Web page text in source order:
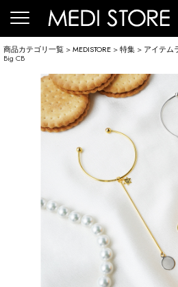
商品カテゴリ一覧 >MEDISTORE >特集 > アイテム
Big CB